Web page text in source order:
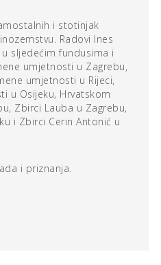
Cakić, nastaje u dijalogu s
pa je tako iKuća bez
okolnostima u kojima se
kada su zbog adaptacije
temelji, što se događalo
izazvanom korona
Atmosfera neizvjesnosti i
koja se javljaju u
i stotinjak
Radovi Ines
sljedećim fundusima i
umjetnosti u Zagrebu,
umjetnosti u Rijeci,
u Osijeku, Hrvatskom
Zbirci Lauba u Zagrebu,
i Zbirci Cerin Antonić u
i priznanja.